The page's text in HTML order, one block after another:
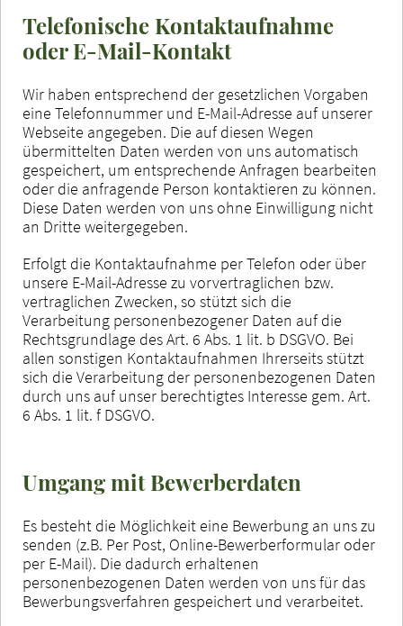
Telefonische Kontaktaufnahme
oder E-Mail-Kontakt
Wir haben entsprechend der gesetzlichen Vorgaben
eine Telefonnummer und E-Mail-Adresse auf unserer
Webseite angegeben. Die auf diesen Wegen
übermittelten Daten werden von uns automatisch
gespeichert, um entsprechende Anfragen bearbeiten
oder die anfragende Person kontaktieren zu können.
Diese Daten werden von uns ohne Einwilligung nicht
an Dritte weitergegeben.
Erfolgt die Kontaktaufnahme per Telefon oder über
unsere E-Mail-Adresse zu vorvertraglichen bzw.
vertraglichen Zwecken, so stützt sich die
Verarbeitung personenbezogener Daten auf die
Rechtsgrundlage des Art. 6 Abs. 1 lit. b DSGVO. Bei
allen sonstigen Kontaktaufnahmen Ihrerseits stützt
sich die Verarbeitung der personenbezogenen Daten
durch uns auf unser berechtigtes Interesse gem. Art.
6 Abs. 1 lit. f DSGVO.
Umgang mit Bewerberdaten
Es besteht die Möglichkeit eine Bewerbung an uns zu
senden (z.B. Per Post, Online-Bewerberformular oder
per E-Mail). Die dadurch erhaltenen
personenbezogenen Daten werden von uns für das
Bewerbungsverfahren gespeichert und verarbeitet.